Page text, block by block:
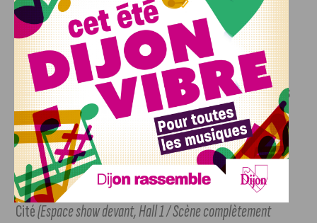
complètement toqués, Hall 1).
Du 9 au 12 novembre : Pavillon bienvenue à Dijon-Vignes.
(Re)découverte du vignoble métropolitain et dégustations
des vins de notre terroir(Espace Chambertin, Hall 1).
Le 9 novembre : Journée de la Cité internationale de la
Gastronomie et du Vin.Avec l’ensemble des acteurs de la
Cité(Espace show devant, Hall 1 / Scène complètement